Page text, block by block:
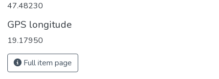
47.48230
GPS longitude
19.17950
Full item page